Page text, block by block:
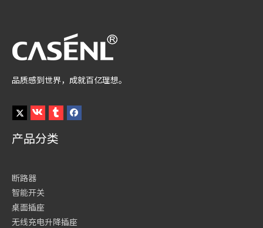
品质感到世界，成就百亿理想。
产品分类
断路器
智能开关
桌面插座
无线充电升降插座